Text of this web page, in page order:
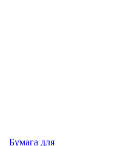
Бумага для